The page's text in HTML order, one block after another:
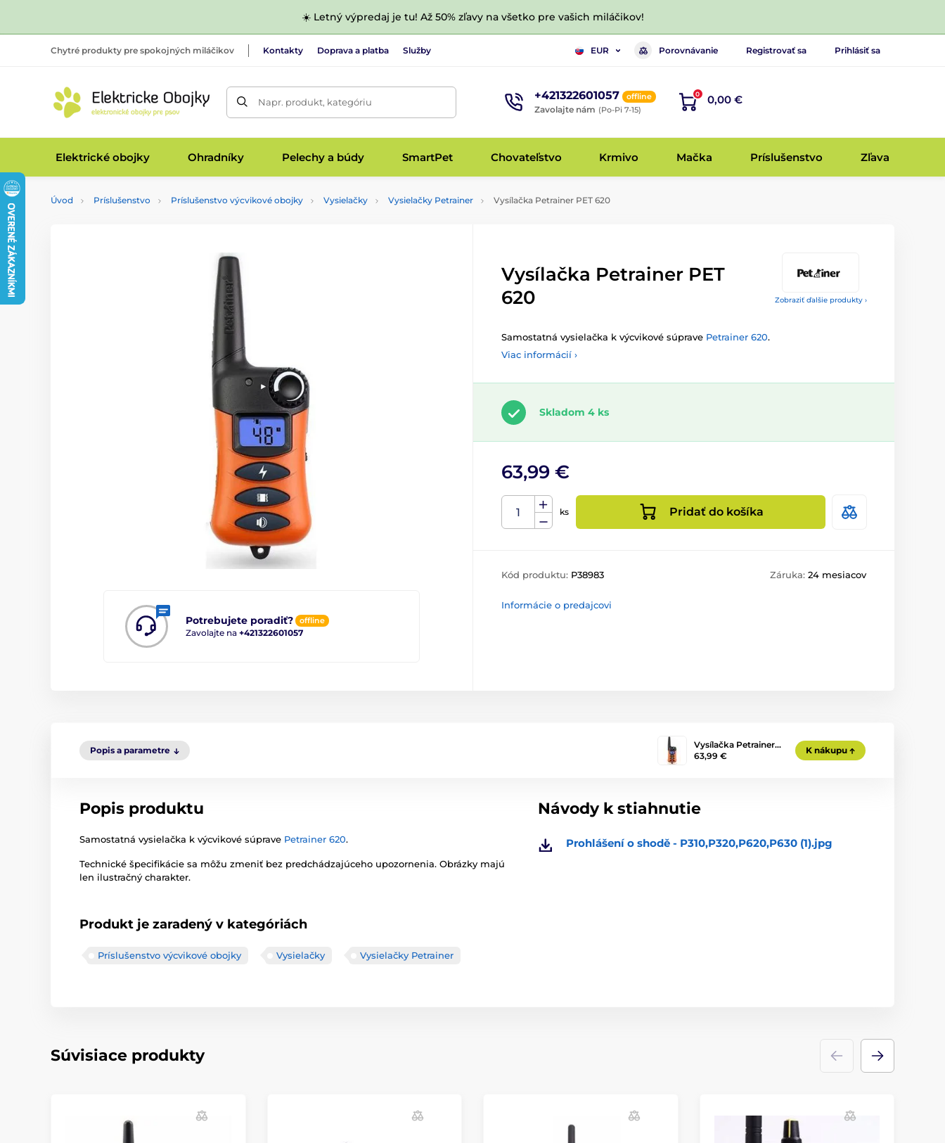
☀️ Letný výpredaj je tu! Až 50% zľavy na všetko pre vašich miláčikov!
Chytré produkty pre spokojných miláčikov Kontakty Doprava a platba Služby EUR Porovnávanie Registrovať sa Prihlásiť sa
Napr. produkt, kategóriu +421322601057 offline
Zavolajte nám (Po-Pi 7-15)
0 0,00 €
Elektrické obojky Ohradníky Pelechy a búdy SmartPet Chovateľstvo Krmivo Mačka Príslušenstvo Zľava
Úvod Príslušenstvo Príslušenstvo výcvikové obojky Vysielačky Vysielačky Petrainer Vysílačka Petrainer PET 620
Zobraziť ďalšie produkty ›
Potrebujete poradiť? offline
Zavolajte na +421322601057
Vysílačka Petrainer PET
620
Samostatná vysielačka k výcvikové súprave Petrainer 620.
Viac informácií ›
Skladom 4 ks
63,99 €
ks Pridať do košíka
Kód produktu: P38983 Záruka: 24 mesiacov
Informácie o predajcovi
Popis a parametre
Vysílačka Petrainer…
63,99 €
K nákupu
Popis produktu
Samostatná vysielačka k výcvikové súprave Petrainer 620.
Technické špecifikácie sa môžu zmeniť bez predchádzajúceho upozornenia. Obrázky majú
len ilustračný charakter.
Produkt je zaradený v kategóriách
Príslušenstvo výcvikové obojky Vysielačky Vysielačky Petrainer
Návody k stiahnutie
Prohlášení o shodě - P310,P320,P620,P630 (1).jpg
Súvisiace produkty